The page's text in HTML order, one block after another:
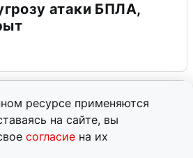
ресурсе применяются
на сайте, вы
согласие на их
атаки БПЛА,